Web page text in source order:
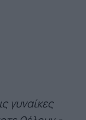
γυναίκες